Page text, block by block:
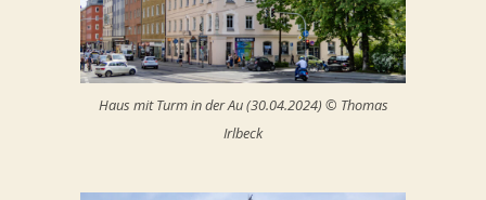
Haus mit Turm in der Au (30.04.2024) © Thomas
Irlbeck